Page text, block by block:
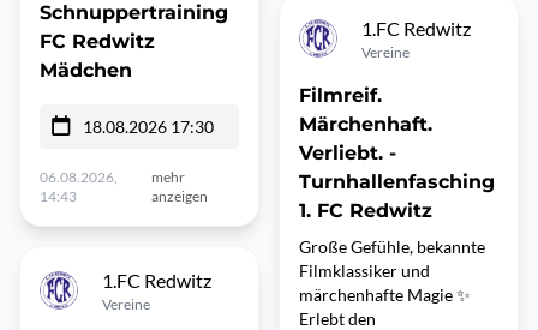
Schnuppertraining
FC Redwitz
Mädchen
18.08.2026 17:30
06.08.2026,
14:43
mehr
anzeigen
1.FC Redwitz
Vereine
1.FC Redwitz
Vereine
Filmreif.
Märchenhaft.
Verliebt. -
Turnhallenfasching
1. FC Redwitz
Große Gefühle, bekannte
Filmklassiker und
märchenhafte Magie ✨
Erlebt den